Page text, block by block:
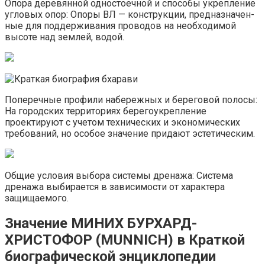
Опора деревянной одностоечной и способы укрепление
угловых опор: Опоры ВЛ — конструкции, предназначен­
ные для поддерживания проводов на необходимой
высоте над землей, водой.
Поперечные профили набережных и береговой полосы:
На городских территориях берегоукрепление
проектируют с учетом технических и экономических
требований, но особое значение придают эстетическим.
Общие условия выбора системы дренажа: Система
дренажа выбирается в зависимости от характера
защищаемого.
Значение МИНИХ БУРХАРД-
ХРИСТОФОР (MUNNICH) в Краткой
биографической энциклопедии